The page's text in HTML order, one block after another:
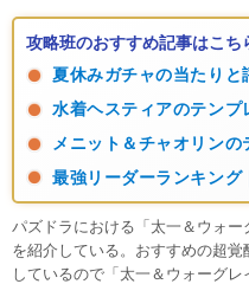
攻略班のおすすめ記事はこち
夏休みガチャの当たりと
水着ヘスティアのテンプ
メニット＆チャオリンの
最強リーダーランキング
パズドラにおける「太一＆ウォー
を紹介している。おすすめの超
しているので「太一＆ウォーグ